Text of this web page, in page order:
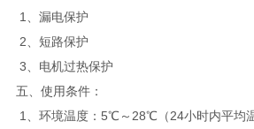
1、漏电保护
2、短路保护
3、电机过热保护
五、使用条件：
1、环境温度：5℃～28℃（24小时内平均